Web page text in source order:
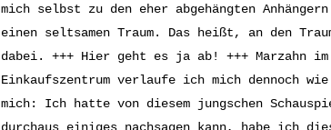
mich selbst zu den eher abgehängten
einen seltsamen Traum. Das heißt, an den
dabei. +++ Hier geht es ja ab! +++ Marzahn
Einkaufszentrum verlaufe ich mich dennoch
mich: Ich hatte von diesem jungschen
durchaus einiges nachsagen kann, habe ich